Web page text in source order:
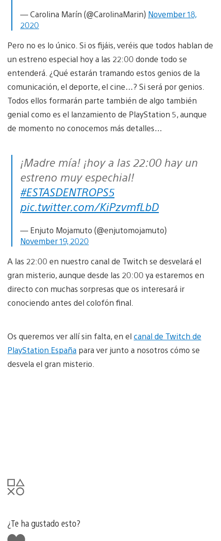
— Carolina Marín (@CarolinaMarin) November 18,
2020
Pero no es lo único. Si os fijáis, veréis que todos hablan de
un estreno especial hoy a las 22:00 donde todo se
entenderá. ¿Qué estarán tramando estos genios de la
comunicación, el deporte, el cine…? Si será por genios.
Todos ellos formarán parte también de algo también
genial como es el lanzamiento de PlayStation 5, aunque
de momento no conocemos más detalles…
¡Madre mía! ¡hoy a las 22:00 hay un
estreno muy espechial!
#ESTASDENTROPS5
pic.twitter.com/KiPzvmfLbD
— Enjuto Mojamuto (@enjutomojamuto)
November 19, 2020
A las 22:00 en nuestro canal de Twitch se desvelará el
gran misterio, aunque desde las 20:00 ya estaremos en
directo con muchas sorpresas que os interesará ir
conociendo antes del colofón final.
Os queremos ver allí sin falta, en el canal de Twitch de
PlayStation España para ver junto a nosotros cómo se
desvela el gran misterio.
¿Te ha gustado esto?
Me